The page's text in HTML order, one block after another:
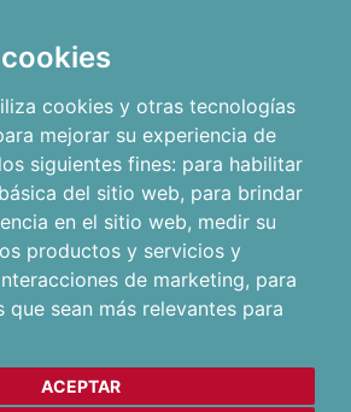
cookies y otras tecnologías
mejorar su experiencia de
siguientes fines: para habilitar
del sitio web, para brindar
en el sitio web, medir su
productos y servicios y
de marketing, para
que sean más relevantes para
ACEPTAR